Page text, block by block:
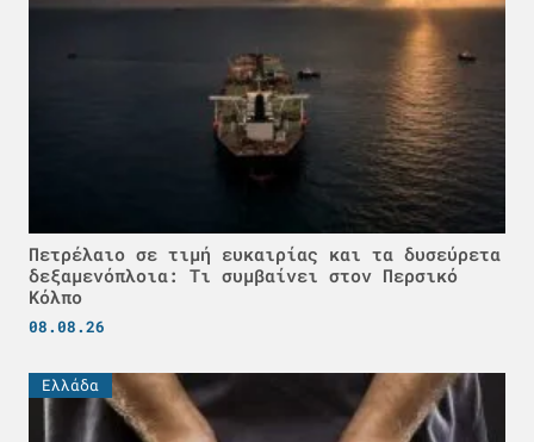
Πετρέλαιο σε τιμή ευκαιρίας και τα δυσεύρετα
δεξαμενόπλοια: Τι συμβαίνει στον Περσικό
Κόλπο
08.08.26
Ελλάδα